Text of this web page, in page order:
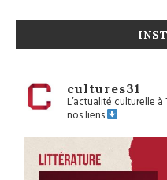
cultures31
L’actualité culturelle
nos liens